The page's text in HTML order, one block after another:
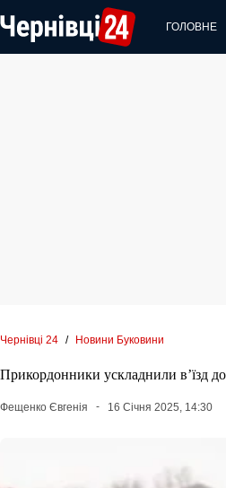
до
вмісту
ГОЛОВНЕ
Чернівці 24 / Новини Буковини
Прикордонники ускладнили в’їзд
Фещенко Євгенія 16 Січня 2025, 14:30